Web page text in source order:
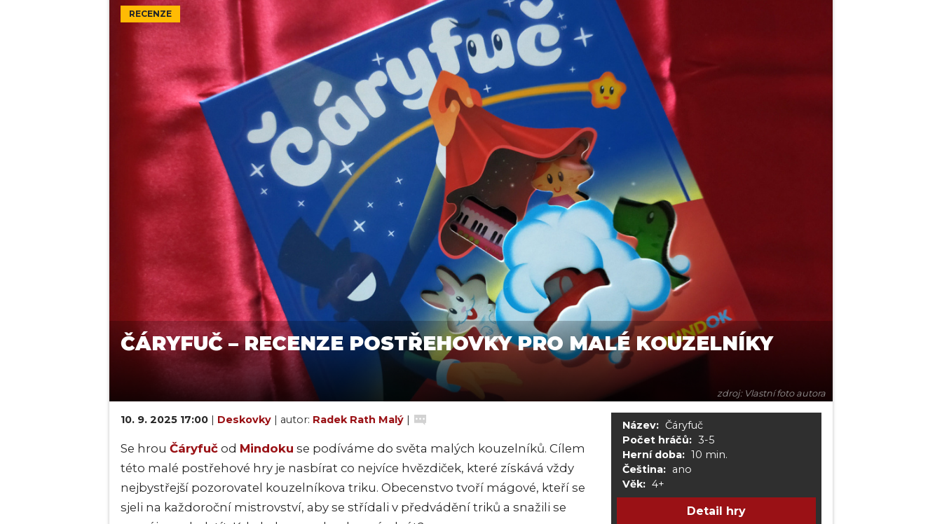
RECENZE
zdroj: Vlastní foto autora
ČÁRYFUČ – RECENZE POSTŘEHOVKY PRO MALÉ KOUZELNÍKY
10. 9. 2025 17:00 | Deskovky | autor: Radek Rath Malý |
Se hrou Čáryfuč od Mindoku se podíváme do světa malých kouzelníků. Cílem
této malé postřehové hry je nasbírat co nejvíce hvězdiček, které získává vždy
nejbystřejší pozorovatel kouzelníkova triku. Obecenstvo tvoří mágové, kteří se
sjeli na každoroční mistrovství, aby se střídali v předvádění triků a snažili se
Název: Čáryfuč
Počet hráčů: 3-5
Herní doba: 10 min.
Čeština: ano
Věk: 4+
Detail hry